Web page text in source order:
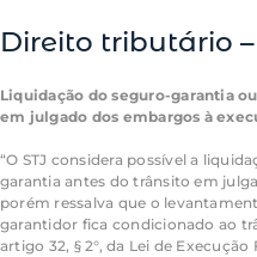
Direito tributário
Liquidação do seguro-garantia
em julgado dos embargos à
“O STJ considera possível a
garantia antes do trânsito em
porém ressalva que o
garantidor fica condicionado ao
artigo 32, § 2°, da Lei de Execução